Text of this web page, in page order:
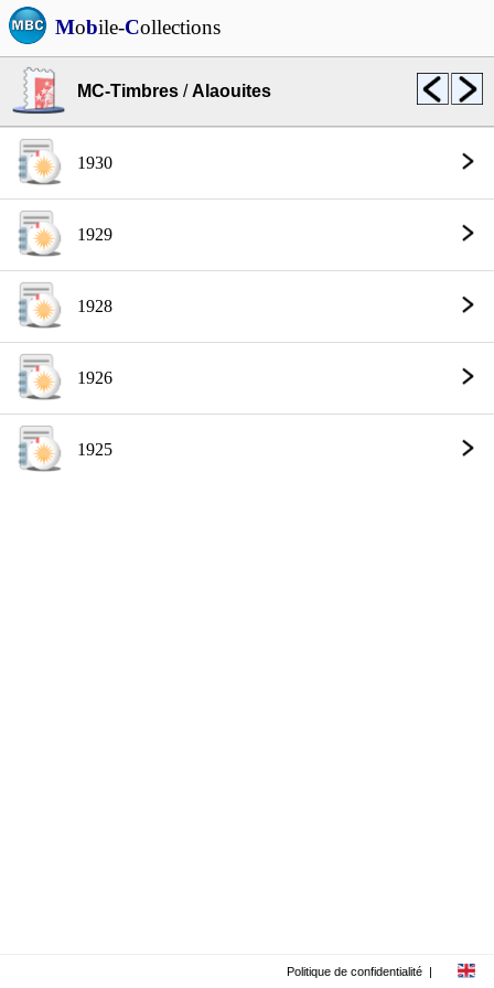
Mobile-Collections
MC-Timbres /Alaouites
1930
1929
1928
1926
1925
Politique de confidentialité |